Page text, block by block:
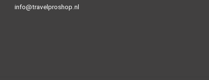
info@travelproshop.nl